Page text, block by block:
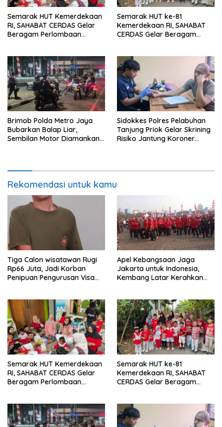
Semarak HUT Kemerdekaan
RI, SAHABAT CERDAS Gelar
Beragam Perlombaan
Semarak HUT ke-81
Kemerdekaan RI, SAHABAT
CERDAS Gelar Beragam
Brimob Polda Metro Jaya
Bubarkan Balap Liar,
Sembilan Motor Diamankan
Sidokkes Polres Pelabuhan
Tanjung Priok Gelar Skrining
Risiko Jantung Koroner
Rekomendasi untuk kamu
Tiga Calon wisatawan Rugi
Rp66 Juta, Jadi Korban
Penipuan Pengurusan Visa
Apel Kebangsaan Jaga
Jakarta untuk Indonesia,
Kembang Latar Kerahkan
Semarak HUT Kemerdekaan
RI, SAHABAT CERDAS Gelar
Beragam Perlombaan
Semarak HUT ke-81
Kemerdekaan RI, SAHABAT
CERDAS Gelar Beragam